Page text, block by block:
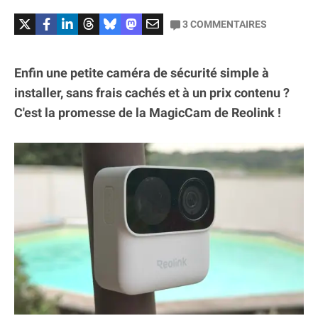
3COMMENTAIRES
Enfin une petite caméra de sécurité simple à
installer, sans frais cachés et à un prix contenu ?
C'est la promesse de la MagicCam de Reolink !